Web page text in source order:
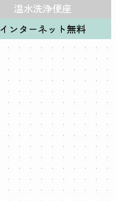
温水洗浄便座
インターネット無料